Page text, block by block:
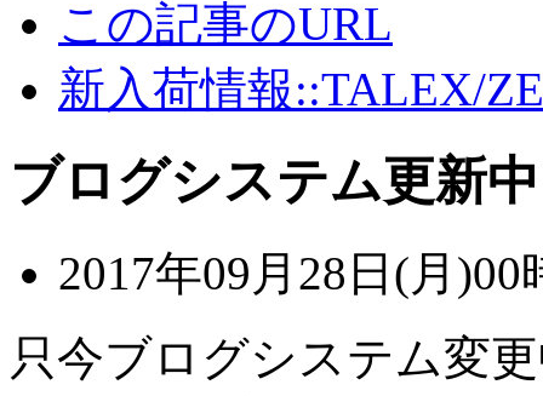
この記事のURL
新入荷情報::TALEX/
ブログシステム更新中
2017年09月28日(月)00
只今ブログシステム変